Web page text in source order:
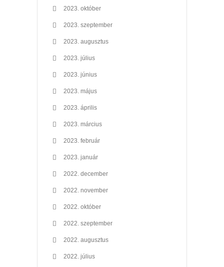
2023. október
2023. szeptember
2023. augusztus
2023. július
2023. június
2023. május
2023. április
2023. március
2023. február
2023. január
2022. december
2022. november
2022. október
2022. szeptember
2022. augusztus
2022. július